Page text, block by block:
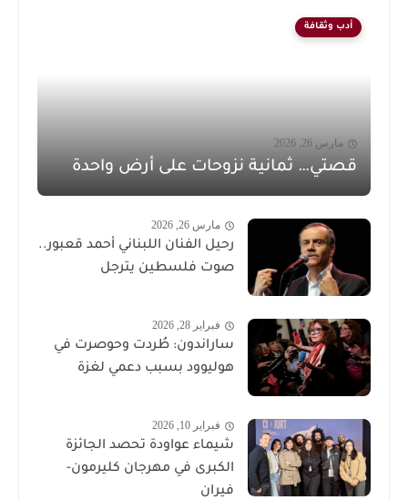
أدب وثقافة
مارس 26, 2026
قصتي… ثمانية نزوحات على أرض واحدة
مارس 26, 2026
رحيل الفنان اللبناني أحمد قعبور..
صوت فلسطين يترجل
فبراير 28, 2026
ساراندون: طُردت وحوصرت في
هوليوود بسبب دعمي لغزة
فبراير 10, 2026
شيماء عواودة تحصد الجائزة
الكبرى في مهرجان كليرمون-
فيران